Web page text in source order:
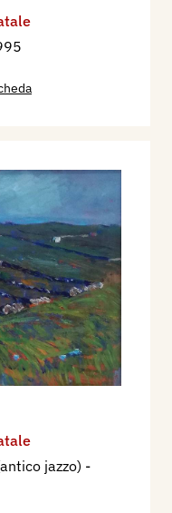
jazzo) -